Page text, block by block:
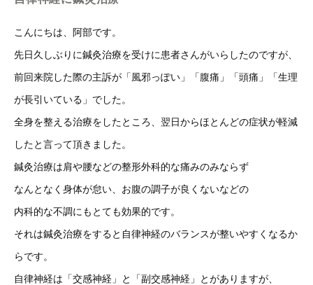
こんにちは、阿部です。
先日久しぶりに鍼灸治療を受けに患者さんがいらしたのですが、
前回来院した際の主訴が「風邪っぽい」「腹痛」「頭痛」「生理
が長引いている」でした。
全身を整える治療をしたところ、翌日からほとんどの症状が軽減
したと言って頂きました。
鍼灸治療は肩や腰などの整形外科的な痛みのみならず
なんとなく身体が怠い、お腹の調子が良くないなどの
内科的な不調にもとても効果的です。
それは鍼灸治療をすると自律神経のバランスが整いやすくなるか
らです。
自律神経は「交感神経」と「副交感神経」とがありますが、